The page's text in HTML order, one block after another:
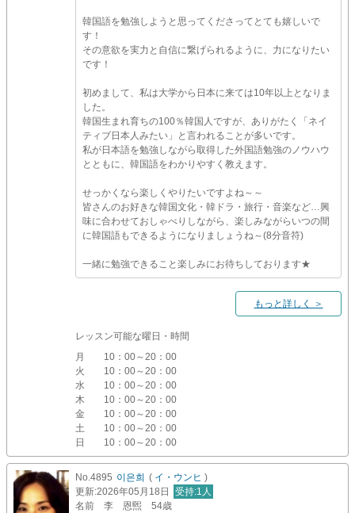
韓国語を勉強しようと思ってくださってとても嬉しいで
す！
その意欲を実力と自信に繋げられるように、力になりたい
です！
初めまして、私は大学から日本に来ては10年以上となりま
した。
韓国生まれ育ちの100％韓国人ですが、ありがたく「ネイ
ティブ日本人みたい」と言われることが多いです。
私が日本語を勉強しながら取得した外国語勉強のノウハウ
とともに、韓国語をわかりやすく教えます。
せっかくなら楽しくやりたいですよね～～
皆さんのお好きな韓国文化・韓ドラ・旅行・音楽など…興
味に合わせておしゃべりしながら、楽しみながらいつの間
に韓国語もできるようになりましょうね～(8分音符)
一緒に勉強できること楽しみにお待ちしております★
もっと詳しく ＞
レッスン可能な曜日・時間
月
10：00～20：00
火
10：00～20：00
水
10：00～20：00
木
10：00～20：00
金
10：00～20：00
土
10：00～20：00
日
10：00～20：00
No.4895 이은희 ( イ・ウンヒ )
更新:2026年05月18日 受持:1人
名前
李 恩煕 54歳